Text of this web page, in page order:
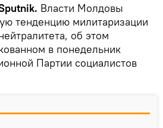
Власти Молдовы
тенденцию милитаризации
об этом
в понедельник
Партии социалистов